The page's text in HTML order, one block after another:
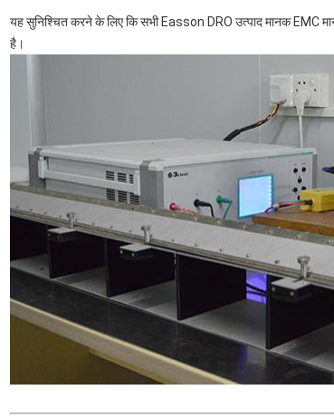
यह सुनिश्चित करने के लिए कि सभी Easson DRO उत्पाद मानक EMC
है।